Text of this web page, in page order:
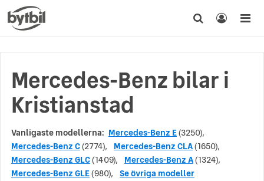
Mercedes-Benz bilar i
Kristianstad
Vanligaste modellerna: Mercedes-Benz E(3250),
Mercedes-Benz C(2774), Mercedes-Benz CLA(1650),
Mercedes-Benz GLC(1409), Mercedes-Benz A(1324),
Mercedes-Benz GLE(980), Se övriga modeller